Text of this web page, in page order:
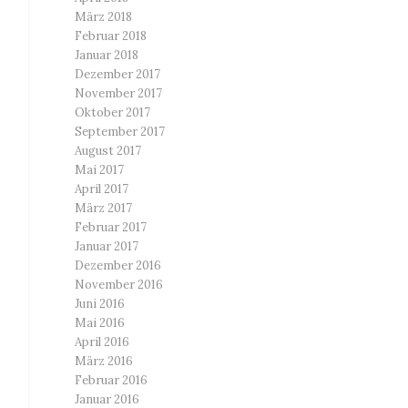
März 2018
Februar 2018
Januar 2018
Dezember 2017
November 2017
Oktober 2017
September 2017
August 2017
Mai 2017
April 2017
März 2017
Februar 2017
Januar 2017
Dezember 2016
November 2016
Juni 2016
Mai 2016
April 2016
März 2016
Februar 2016
Januar 2016